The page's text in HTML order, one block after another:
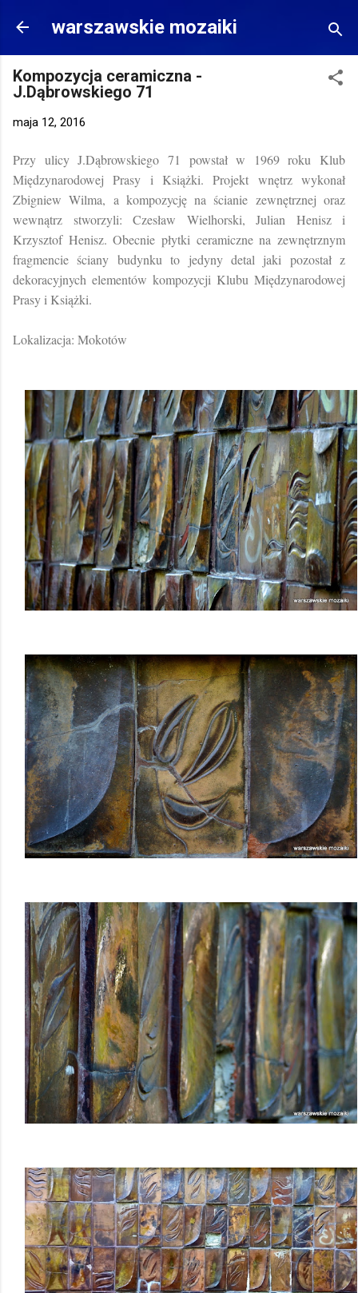
Przejdź do głównej zawartości
warszawskie mozaiki
Kompozycja ceramiczna -
J.Dąbrowskiego 71
maja 12, 2016
Przy ulicy J.Dąbrowskiego 71 powstał w 1969 roku Klub
Międzynarodowej Prasy i Książki. Projekt wnętrz wykonał
Zbigniew Wilma, a kompozycję na ścianie zewnętrznej oraz
wewnątrz stworzyli: Czesław Wielhorski, Julian Henisz i
Krzysztof Henisz. Obecnie płytki ceramiczne na zewnętrznym
fragmencie ściany budynku to jedyny detal jaki pozostał z
dekoracyjnych elementów kompozycji Klubu Międzynarodowej
Prasy i Książki.
Lokalizacja: Mokotów